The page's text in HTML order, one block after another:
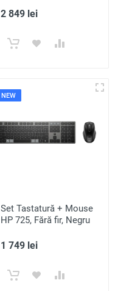
2 849 lei
NEW
Set Tastatură + Mouse
HP 725, Fără fir, Negru
1 749 lei